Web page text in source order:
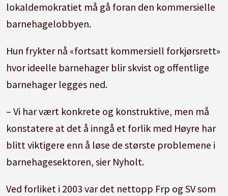
lokaldemokratiet må gå foran den kommersielle
barnehagelobbyen.
Hun frykter nå «fortsatt kommersiell forkjørsrett»
hvor ideelle barnehager blir skvist og offentlige
barnehager legges ned.
– Vi har vært konkrete og konstruktive, men må
konstatere at det å inngå et forlik med Høyre har
blitt viktigere enn å løse de største problemene i
barnehagesektoren, sier Nyholt.
Ved forliket i 2003 var det nettopp Frp og SV som